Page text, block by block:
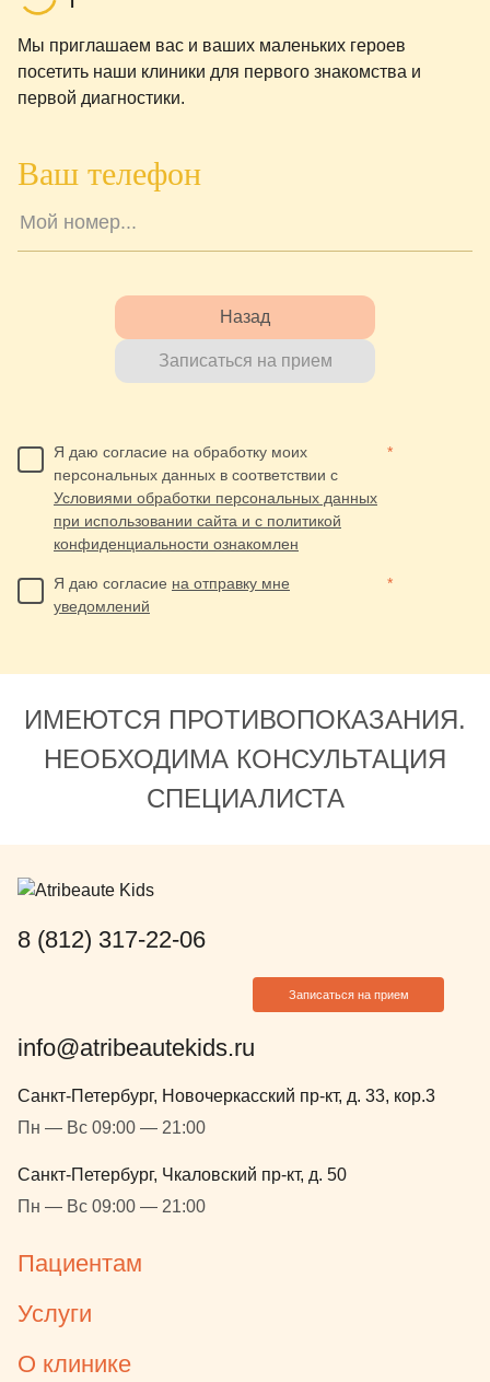
Мы приглашаем вас и ваших маленьких героев
посетить наши клиники для первого знакомства и
первой диагностики.
Ваш телефон
Назад
Записаться на прием
Я даю согласие на обработку моих
персональных данных в соответствии с
Условиями обработки персональных данных
при использовании сайта и с политикой
конфиденциальности ознакомлен
*
Я даю согласие на отправку мне
уведомлений
*
ИМЕЮТСЯ ПРОТИВОПОКАЗАНИЯ.
НЕОБХОДИМА КОНСУЛЬТАЦИЯ
СПЕЦИАЛИСТА
8 (812) 317-22-06
Записаться на прием
info@atribeautekids.ru
Санкт-Петербург, Новочеркасский пр-кт, д. 33, кор.3
Пн — Вс 09:00 — 21:00
Санкт-Петербург, Чкаловский пр-кт, д. 50
Пн — Вс 09:00 — 21:00
Пациентам
Услуги
О клинике